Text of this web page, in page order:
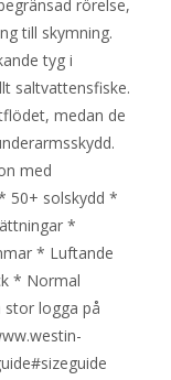
rörelse,
till skymning.
tyg i
saltvattensfiske.
medan de
med
50+ solskydd *
*
* Luftande
* Normal
logga på